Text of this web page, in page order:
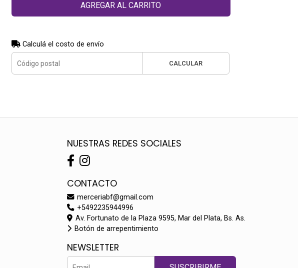
AGREGAR AL CARRITO
Calculá el costo de envío
CALCULAR
NUESTRAS REDES SOCIALES
CONTACTO
merceriabf@gmail.com
+5492235944996
Av. Fortunato de la Plaza 9595, Mar del Plata, Bs. As.
Botón de arrepentimiento
NEWSLETTER